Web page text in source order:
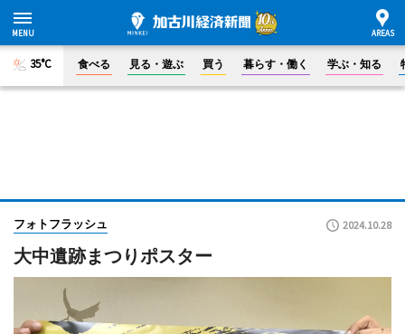
35°C 食べる 見る・遊ぶ 買う 暮らす・働く 学ぶ・知る
フォトフラッシュ 2024.10.28
大中遺跡まつりポスター